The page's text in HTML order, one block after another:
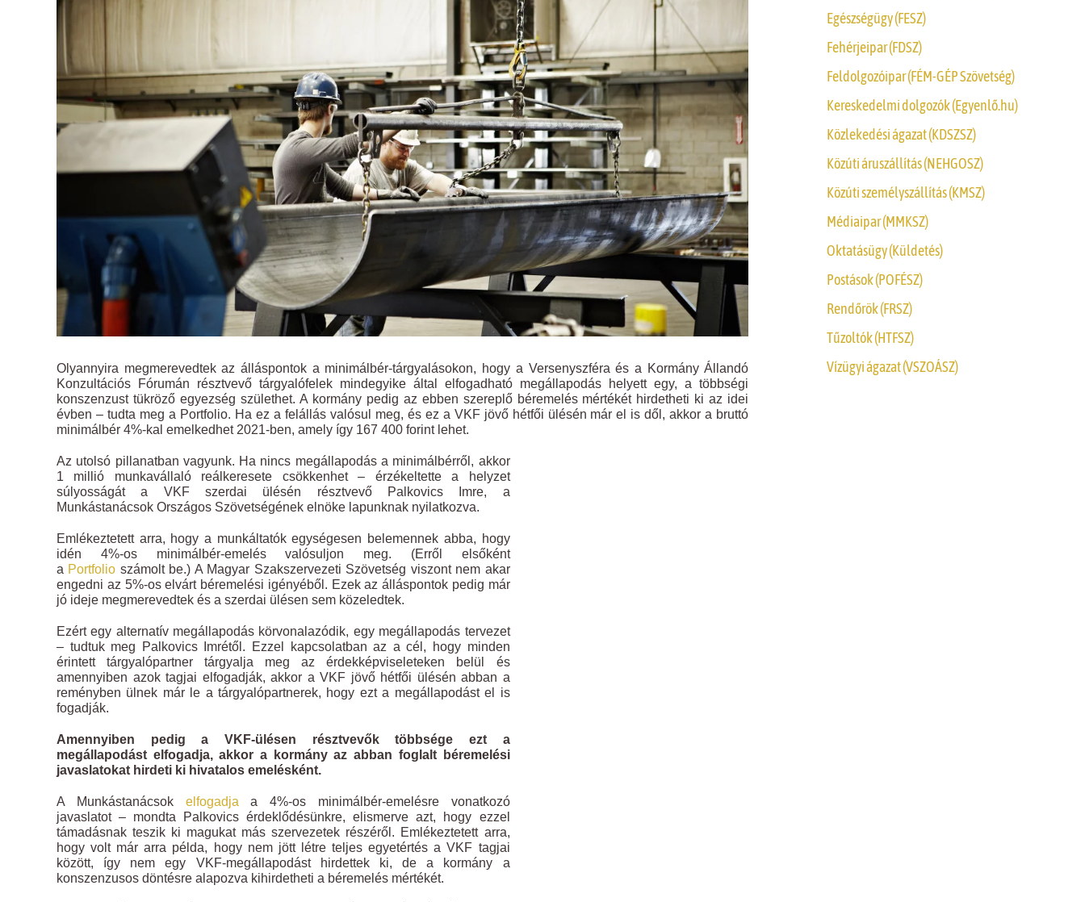
Olyannyira megmerevedtek az álláspontok a minimálbér-tárgyalásokon, hogy a Versenyszféra és a Kormány Állandó
Konzultációs Fórumán résztvevő tárgyalófelek mindegyike által elfogadható megállapodás helyett egy, a többségi
konszenzust tükröző egyezség születhet. A kormány pedig az ebben szereplő béremelés mértékét hirdetheti ki az idei
évben – tudta meg a Portfolio. Ha ez a felállás valósul meg, és ez a VKF jövő hétfői ülésén már el is dől, akkor a bruttó
minimálbér 4%-kal emelkedhet 2021-ben, amely így 167 400 forint lehet.
Az utolsó pillanatban vagyunk. Ha nincs megállapodás a minimálbérről, akkor
1 millió munkavállaló reálkeresete csökkenhet – érzékeltette a helyzet
súlyosságát a VKF szerdai ülésén résztvevő Palkovics Imre, a
Munkástanácsok Országos Szövetségének elnöke lapunknak nyilatkozva.
Emlékeztetett arra, hogy a munkáltatók egységesen belemennek abba, hogy
idén 4%-os minimálbér-emelés valósuljon meg. (Erről elsőként
a Portfolio számolt be.) A Magyar Szakszervezeti Szövetség viszont nem akar
engedni az 5%-os elvárt béremelési igényéből. Ezek az álláspontok pedig már
jó ideje megmerevedtek és a szerdai ülésen sem közeledtek.
Ezért egy alternatív megállapodás körvonalazódik, egy megállapodás tervezet
– tudtuk meg Palkovics Imrétől. Ezzel kapcsolatban az a cél, hogy minden
érintett tárgyalópartner tárgyalja meg az érdekképviseleteken belül és
amennyiben azok tagjai elfogadják, akkor a VKF jövő hétfői ülésén abban a
reményben ülnek már le a tárgyalópartnerek, hogy ezt a megállapodást el is
fogadják.
Amennyiben pedig a VKF-ülésen résztvevők többsége ezt a
megállapodást elfogadja, akkor a kormány az abban foglalt béremelési
javaslatokat hirdeti ki hivatalos emelésként.
A Munkástanácsok elfogadja a 4%-os minimálbér-emelésre vonatkozó
javaslatot – mondta Palkovics érdeklődésünkre, elismerve azt, hogy ezzel
támadásnak teszik ki magukat más szervezetek részéről. Emlékeztetett arra,
hogy volt már arra példa, hogy nem jött létre teljes egyetértés a VKF tagjai
között, így nem egy VKF-megállapodást hirdettek ki, de a kormány a
konszenzusos döntésre alapozva kihirdetheti a béremelés mértékét.
Egészségügy (FESZ)
Fehérjeipar (FDSZ)
Feldolgozóipar (FÉM-GÉP Szövetség)
Kereskedelmi dolgozók (Egyenlő.hu)
Közlekedési ágazat (KDSZSZ)
Közúti áruszállítás (NEHGOSZ)
Közúti személyszállítás (KMSZ)
Médiaipar (MMKSZ)
Oktatásügy (Küldetés)
Postások (POFÉSZ)
Rendőrök (FRSZ)
Tűzoltók (HTFSZ)
Vízügyi ágazat (VSZOÁSZ)